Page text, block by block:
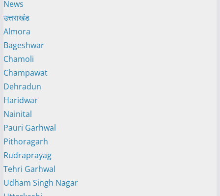
News
उत्तराखंड
Almora
Bageshwar
Chamoli
Champawat
Dehradun
Haridwar
Nainital
Pauri Garhwal
Pithoragarh
Rudraprayag
Tehri Garhwal
Udham Singh Nagar